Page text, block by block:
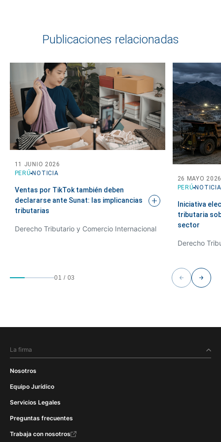
Publicaciones relacionadas
PERÚ NOTICIA
11 JUNIO 2026
Ventas por TikTok también deben
declararse ante Sunat: las implicancias
tributarias
Derecho Tributario y Comercio Internacional
PERÚ NOTICIA
26 MAYO
Iniciativa
tributaria
sector
Derecho
01 / 03
La firma
Nosotros
Equipo Jurídico
Servicios Legales
Preguntas frecuentes
Trabaja con nosotros